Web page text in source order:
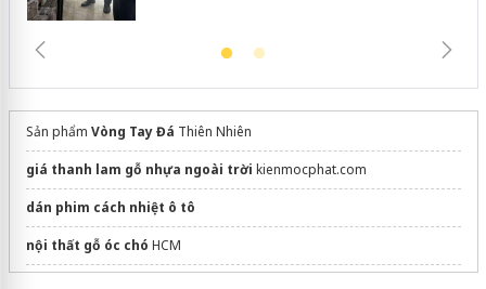
Sản phẩm Vòng Tay Đá Thiên Nhiên
giá thanh lam gỗ nhựa ngoài trời kienmocphat.com
dán phim cách nhiệt ô tô
nội thất gỗ óc chó HCM